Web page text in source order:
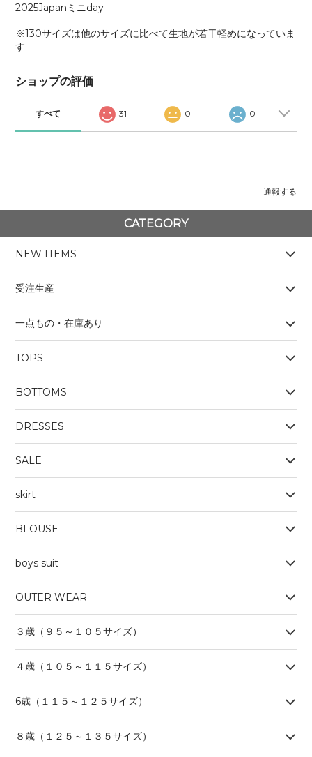
2025Japanミニday
※130サイズは他のサイズに比べて生地が若干軽めになっていま
す
ショップの評価
すべて 31 0 0
通報する
CATEGORY
NEW ITEMS
受注生産
一点もの・在庫あり
TOPS
BOYS
OUTERWEAR
Tシャツ
BOTTOMS
BOYS
DRESSES
SALE
skirt
BLOUSE
boys suit
OUTER WEAR
３歳（９５～１０５サイズ）
４歳（１０５～１１５サイズ）
6歳（１１５～１２５サイズ）
８歳（１２５～１３５サイズ）